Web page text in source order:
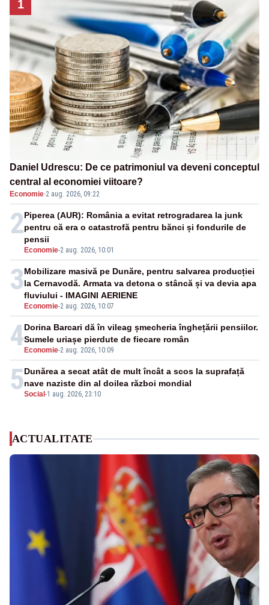
1
Daniel Udrescu: De ce patrimoniul va deveni conceptul
central al economiei viitoare?
Economie·2 aug. 2026, 09:22
2
Economie-2 aug. 2026, 10:01
Piperea (AUR): România a evitat retrogradarea la junk
pentru că era o catastrofă pentru bănci și fondurile de
pensii
3
Economie-2 aug. 2026, 10:07
Mobilizare masivă pe Dunăre, pentru salvarea producției
la Cernavodă. Armata va detona o stâncă și va devia apa
fluviului - IMAGINI AERIENE
4 Economie-2 aug. 2026, 10:09
Dorina Barcari dă în vileag șmecheria înghețării pensiilor.
Sumele uriașe pierdute de fiecare român
5Social -1 aug. 2026, 23:10
Dunărea a secat atât de mult încât a scos la suprafață
nave naziste din al doilea război mondial
ACTUALITATE